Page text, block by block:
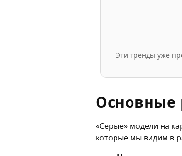
Эти тренды уже
Основные
«Серые» модели на
которые мы видим в